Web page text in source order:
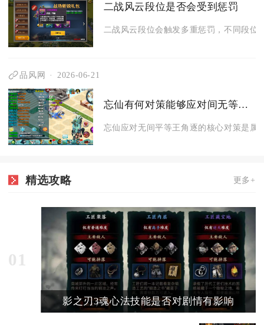
二战风云段位是否会受到惩罚
二战风云段位会触发多重惩罚，不同段位
品风网 2026-06-21
忘仙有何对策能够应对间无等王的角逐
忘仙应对无间平等王角逐的核心对策是属
精选攻略 更多+
01
影之刃3魂心法技能是否对剧情有影响